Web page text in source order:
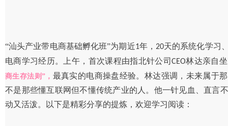
“汕头产业带电商基础孵化班”为期近1年， 20天的系统化学习
电商学习经历。上午，首次课程由指北针公司CEO林达亲自
商生存法则”， 最真实的电商操盘经验。林达强调，未来属于
不是那些懂互联网但不懂传统产业的人。他一针见血、直言
动又活泼。以下是精彩分享的提炼，欢迎学习阅读：